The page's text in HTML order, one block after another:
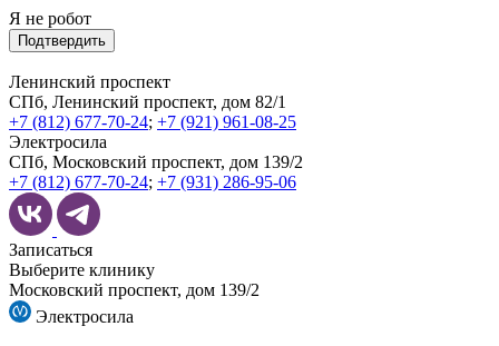
Я не робот
Подтвердить
Ленинский проспект
СПб, Ленинский проспект, дом 82/1
+7 (812) 677-70-24; +7 (921) 961-08-25
Электросила
СПб, Московский проспект, дом 139/2
+7 (812) 677-70-24; +7 (931) 286-95-06
Записаться
Выберите клинику
Московский проспект, дом 139/2
Электросила